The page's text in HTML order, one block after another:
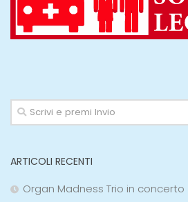
ARTICOLI RECENTI
Organ Madness Trio in concerto